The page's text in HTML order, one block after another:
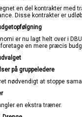
en del kontrakter med
Disse kontrakter er
er nu lagt helt over i
en mere præcis
på gruppeledere
nødvendigt at stoppe
en ekstra træner.